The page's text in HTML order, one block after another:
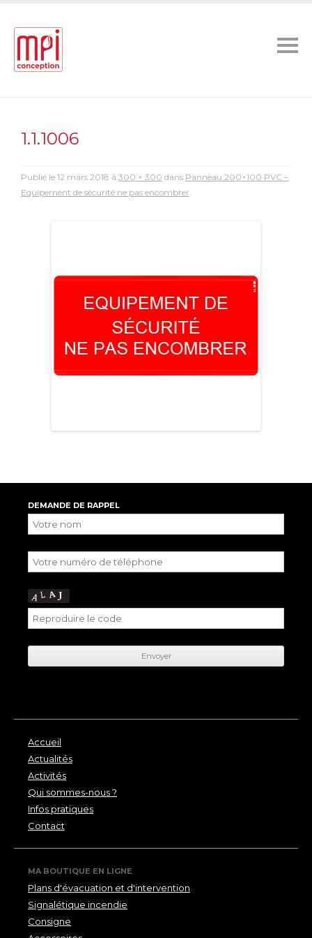
1.1.1006
Publié le 12 mars 2018 à 300 × 300 dans Panneau 200×100 PVC –
Equipement de sécurité ne pas encombrer.
DEMANDE DE RAPPEL
Accueil
Actualités
Activités
Qui sommes-nous ?
Infos pratiques
Contact
MA BOUTIQUE EN LIGNE
Plans d'évacuation et d'intervention
Signalétique incendie
Consigne